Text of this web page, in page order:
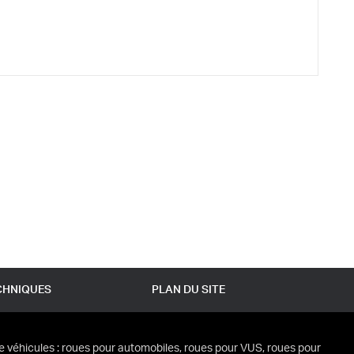
PLAN DU SITE
véhicules : roues pour automobiles, roues pour VUS, roues pour